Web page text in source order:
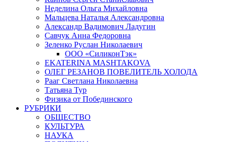
Неделина Ольга Михайловна
Мальцева Наталья Александровна
Александр Вадимович Ладугин
Савчук Анна Федоровна
Зеленко Руслан Николаевич
ООО «СиликонТэк»
EKATERINA MASHTAKOVA
ОЛЕГ РЕЗАНОВ ПОВЕЛИТЕЛЬ ХОЛОДА
Рааг Светлана Николаевна
Татьяна Тур
Физика от Побединского
РУБРИКИ
ОБЩЕСТВО
КУЛЬТУРА
НАУКА